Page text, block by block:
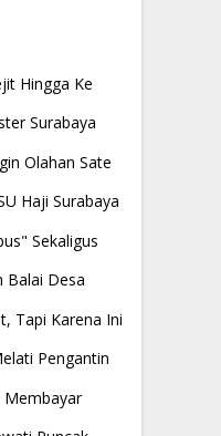
Hingga Ke
Surabaya
Olahan Sate
Haji Surabaya
Sekaligus
Balai Desa
Tapi Karena Ini
Pengantin
Membayar